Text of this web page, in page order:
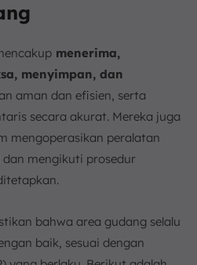
menerima,
menyimpan, dan
aman dan efisien, serta
secara akurat. Mereka juga
mengoperasikan peralatan
mengikuti prosedur
bahwa area gudang selalu
baik, sesuai dengan